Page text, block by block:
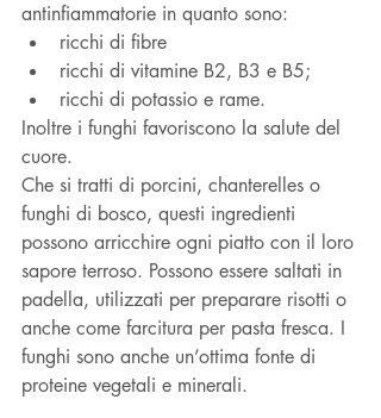
antinfiammatorie in quanto sono:
ricchi di fibre
ricchi di vitamine B2, B3 e B5;
ricchi di potassio e rame.
Inoltre i funghi favoriscono la salute del
cuore.
Che si tratti di porcini, chanterelles o
funghi di bosco, questi ingredienti
possono arricchire ogni piatto con il loro
sapore terroso. Possono essere saltati in
padella, utilizzati per preparare risotti o
anche come farcitura per pasta fresca. I
funghi sono anche un’ottima fonte di
proteine vegetali e minerali.